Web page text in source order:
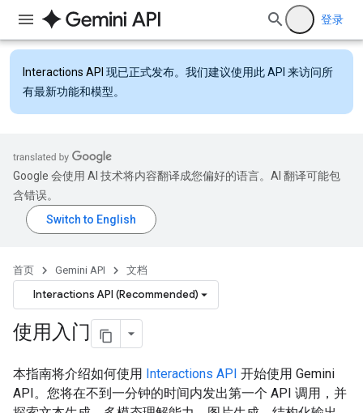
登录
Interactions API 现已正式发布。我们建议使用此 API 来访问所
有最新功能和模型。
Google 会使用 AI 技术将内容翻译成您偏好的语言。AI 翻译可能包
含错误。
首页 Gemini API 文档
Interactions API (Recommended)
使用入门
本指南将介绍如何使用 Interactions API 开始使用 Gemini
API。您将在不到一分钟的时间内发出第一个 API 调用，并